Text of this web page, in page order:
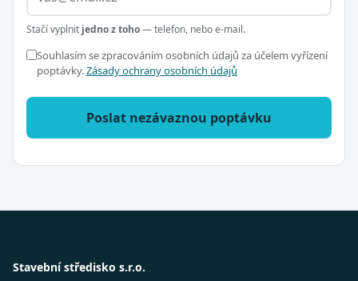
Stačí vyplnit jedno z toho— telefon, nebo e-mail.
Souhlasím se zpracováním osobních údajů za účelem vyřízení
poptávky.Zásady ochrany osobních údajů
Poslat nezávaznou poptávku
Stavební středisko s.r.o.